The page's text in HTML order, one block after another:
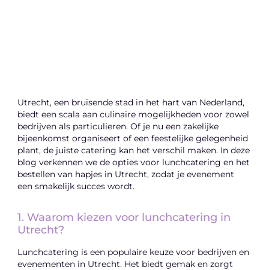
Utrecht, een bruisende stad in het hart van Nederland,
biedt een scala aan culinaire mogelijkheden voor zowel
bedrijven als particulieren. Of je nu een zakelijke
bijeenkomst organiseert of een feestelijke gelegenheid
plant, de juiste catering kan het verschil maken. In deze
blog verkennen we de opties voor lunchcatering en het
bestellen van hapjes in Utrecht, zodat je evenement
een smakelijk succes wordt.
1. Waarom kiezen voor lunchcatering in
Utrecht?
Lunchcatering is een populaire keuze voor bedrijven en
evenementen in Utrecht. Het biedt gemak en zorgt